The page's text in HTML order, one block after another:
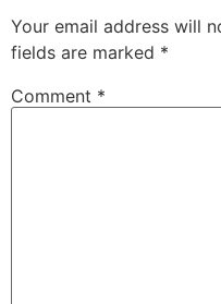
Your email address will
fields are marked *
Comment *